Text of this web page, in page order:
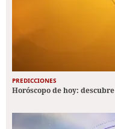
PREDICCIONES
Horóscopo de hoy: